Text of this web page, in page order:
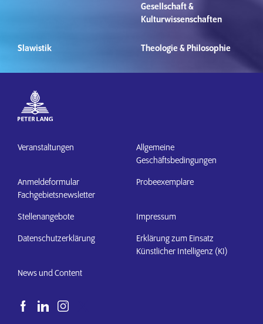
Gesellschaft &
Kulturwissenschaften
Slawistik Theologie & Philosophie
Veranstaltungen
Anmeldeformular
Fachgebietsnewsletter
Stellenangebote
Datenschutzerklärung
News und Content
Allgemeine
Geschäftsbedingungen
Probeexemplare
Impressum
Erklärung zum Einsatz
Künstlicher Intelligenz (KI)